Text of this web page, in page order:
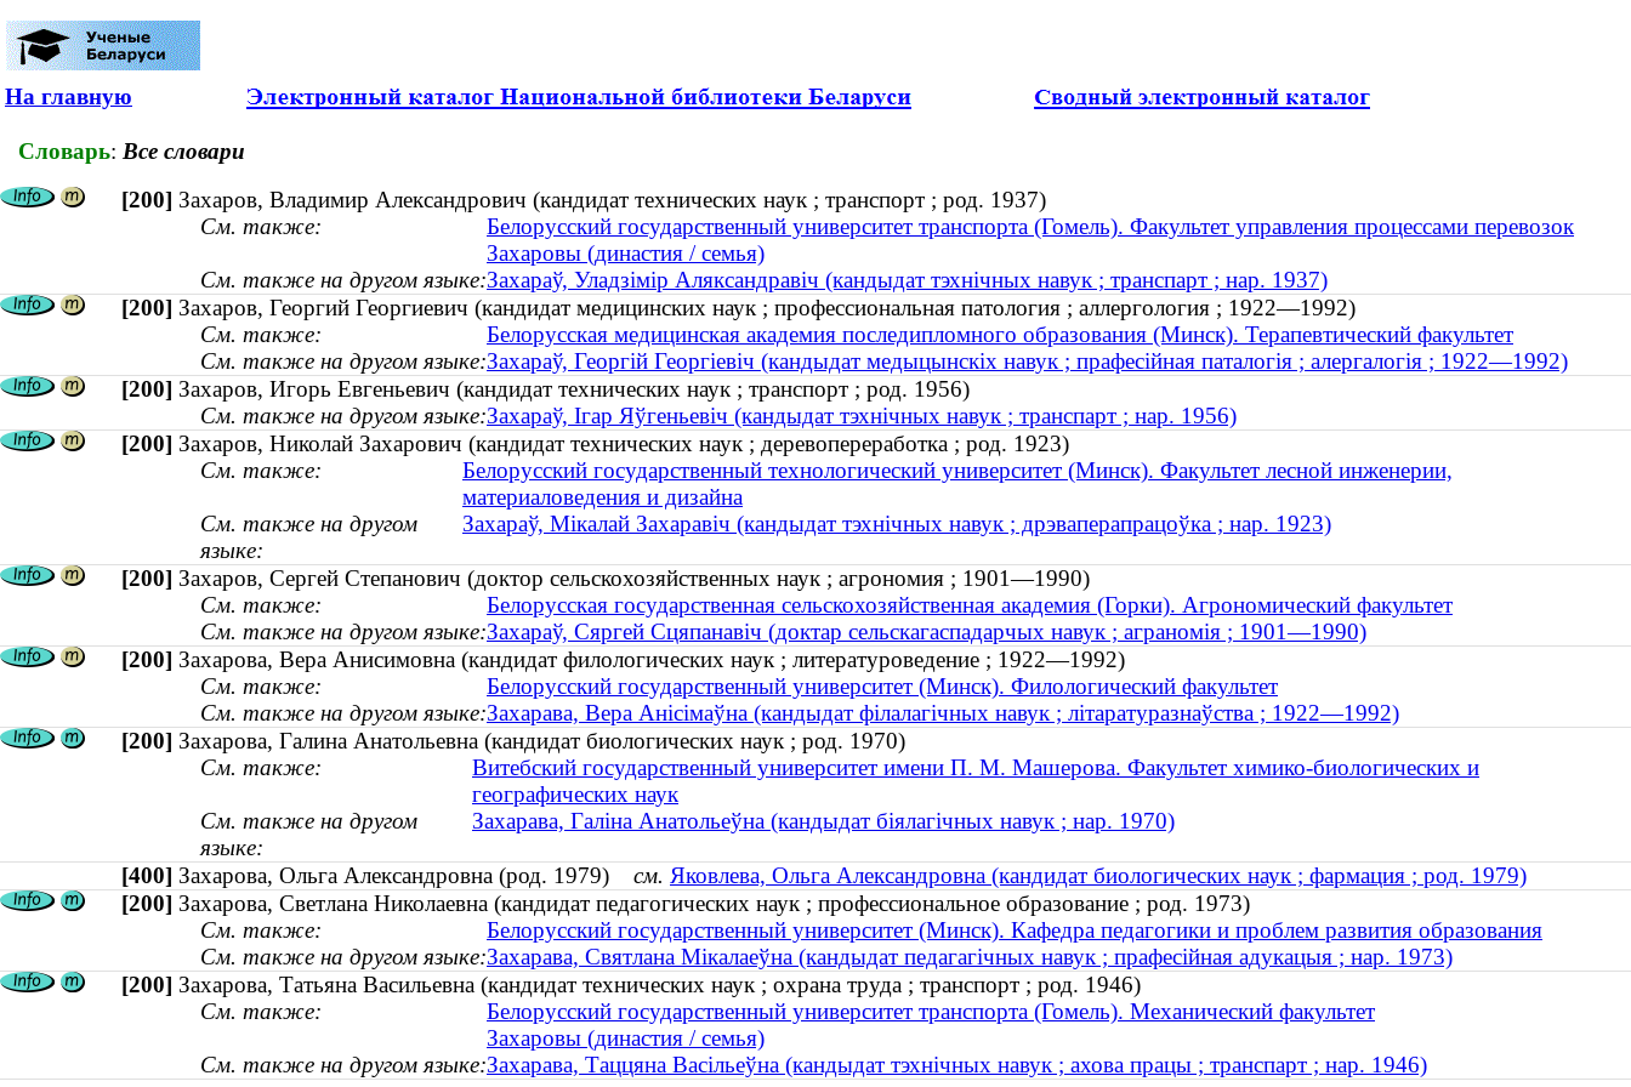
На главную
Словарь: Все словари
[200] Захаров, Владимир Александрович (кандидат технических наук ; транспорт ; род. 1937)
См. также:
Белорусский государственный университет транспорта (Гомель). Факультет управления процессами перевозок
Захаровы (династия / семья)
См. также на другом языке:Захараў, Уладзімір Аляксандравіч (кандыдат тэхнічных навук ; транспарт ; нар. 1937)
[200] Захаров, Георгий Георгиевич (кандидат медицинских наук ; профессиональная патология ; аллергология ; 1922—1992)
См. также:
Белорусская медицинская академия последипломного образования (Минск). Терапевтический факультет
См. также на другом языке:Захараў, Георгій Георгіевіч (кандыдат медыцынскіх навук ; прафесійная паталогія ; алергалогія ; 1922—1992)
[200] Захаров, Игорь Евгеньевич (кандидат технических наук ; транспорт ; род. 1956)
См. также на другом языке:Захараў, Ігар Яўгеньевіч (кандыдат тэхнічных навук ; транспарт ; нар. 1956)
[200] Захаров, Николай Захарович (кандидат технических наук ; деревопереработка ; род. 1923)
См. также:
Белорусский государственный технологический университет (Минск). Факультет лесной инженерии,
материаловедения и дизайна
См. также на другом
языке:
Захараў, Мікалай Захаравіч (кандыдат тэхнічных навук ; дрэваперапрацоўка ; нар. 1923)
[200] Захаров, Сергей Степанович (доктор сельскохозяйственных наук ; агрономия ; 1901—1990)
См. также:
Белорусская государственная сельскохозяйственная академия (Горки). Агрономический факультет
См. также на другом языке:Захараў, Сяргей Сцяпанавіч (доктар сельскагаспадарчых навук ; аграномія ; 1901—1990)
[200] Захарова, Вера Анисимовна (кандидат филологических наук ; литературоведение ; 1922—1992)
См. также:
Белорусский государственный университет (Минск). Филологический факультет
См. также на другом языке:Захарава, Вера Анісімаўна (кандыдат філалагічных навук ; літаратуразнаўства ; 1922—1992)
[200] Захарова, Галина Анатольевна (кандидат биологических наук ; род. 1970)
См. также:
Витебский государственный университет имени П. М. Машерова. Факультет химико-биологических и
географических наук
См. также на другом
языке:
Захарава, Галіна Анатольеўна (кандыдат біялагічных навук ; нар. 1970)
[400] Захарова, Ольга Александровна (род. 1979) см. Яковлева, Ольга Александровна (кандидат биологических наук ; фармация ; род. 1979)
[200] Захарова, Светлана Николаевна (кандидат педагогических наук ; профессиональное образование ; род. 1973)
См. также:
Белорусский государственный университет (Минск). Кафедра педагогики и проблем развития образования
См. также на другом языке:Захарава, Святлана Мікалаеўна (кандыдат педагагічных навук ; прафесійная адукацыя ; нар. 1973)
[200] Захарова, Татьяна Васильевна (кандидат технических наук ; охрана труда ; транспорт ; род. 1946)
См. также:
Белорусский государственный университет транспорта (Гомель). Механический факультет
Захаровы (династия / семья)
См. также на другом языке:Захарава, Таццяна Васільеўна (кандыдат тэхнічных навук ; ахова працы ; транспарт ; нар. 1946)